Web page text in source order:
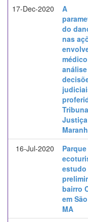
17-Dec-2020
A
do
nas
16-Jul-2020
estudo
bairro
em
MA